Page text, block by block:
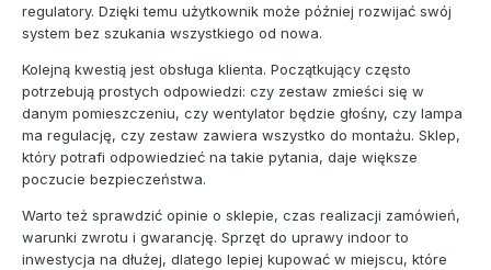
regulatory. Dzięki temu użytkownik może później rozwijać swój
system bez szukania wszystkiego od nowa.
Kolejną kwestią jest obsługa klienta. Początkujący często
potrzebują prostych odpowiedzi: czy zestaw zmieści się w
danym pomieszczeniu, czy wentylator będzie głośny, czy lampa
ma regulację, czy zestaw zawiera wszystko do montażu. Sklep,
który potrafi odpowiedzieć na takie pytania, daje większe
poczucie bezpieczeństwa.
Warto też sprawdzić opinie o sklepie, czas realizacji zamówień,
warunki zwrotu i gwarancję. Sprzęt do uprawy indoor to
inwestycja na dłużej, dlatego lepiej kupować w miejscu, które